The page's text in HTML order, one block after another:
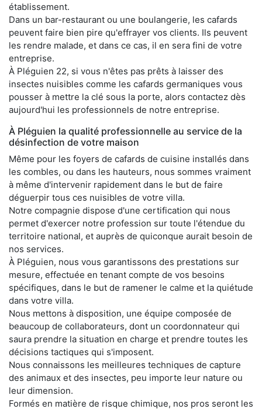
établissement.
Dans un bar-restaurant ou une boulangerie, les cafards
peuvent faire bien pire qu'effrayer vos clients. Ils peuvent
les rendre malade, et dans ce cas, il en sera fini de votre
entreprise.
À Pléguien 22, si vous n'êtes pas prêts à laisser des
insectes nuisibles comme les cafards germaniques vous
pousser à mettre la clé sous la porte, alors contactez dès
aujourd'hui les professionnels de notre entreprise.
À Pléguien la qualité professionnelle au service de la
désinfection de votre maison
Même pour les foyers de cafards de cuisine installés dans
les combles, ou dans les hauteurs, nous sommes vraiment
à même d'intervenir rapidement dans le but de faire
déguerpir tous ces nuisibles de votre villa.
Notre compagnie dispose d'une certification qui nous
permet d'exercer notre profession sur toute l'étendue du
territoire national, et auprès de quiconque aurait besoin de
nos services.
À Pléguien, nous vous garantissons des prestations sur
mesure, effectuée en tenant compte de vos besoins
spécifiques, dans le but de ramener le calme et la quiétude
dans votre villa.
Nous mettons à disposition, une équipe composée de
beaucoup de collaborateurs, dont un coordonnateur qui
saura prendre la situation en charge et prendre toutes les
décisions tactiques qui s'imposent.
Nous connaissons les meilleures techniques de capture
des animaux et des insectes, peu importe leur nature ou
leur dimension.
Formés en matière de risque chimique, nos pros seront les